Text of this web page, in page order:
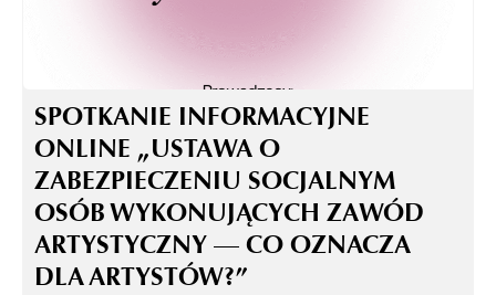
SPOTKANIE INFORMACYJNE
ONLINE „USTAWA O
ZABEZPIECZENIU SOCJALNYM
OSÓB WYKONUJĄCYCH ZAWÓD
ARTYSTYCZNY — CO OZNACZA
DLA ARTYSTÓW?”